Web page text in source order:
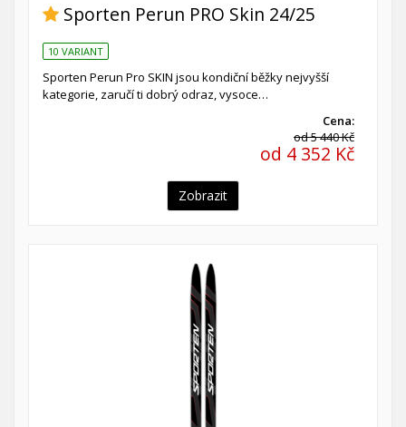
Sporten Perun PRO Skin 24/25
10 VARIANT
Sporten Perun Pro SKIN jsou kondiční běžky nejvyšší
kategorie, zaručí ti dobrý odraz, vysoce…
Cena:
od 5 440 Kč
od 4 352 Kč
Zobrazit